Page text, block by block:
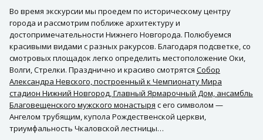
Во время экскурсии мы проедем по историческому центру
города и рассмотрим поближе архитектуру и
достопримечательности Нижнего Новгорода. Полюбуемся
красивыми видами с разных ракурсов. Благодаря подсветке, со
смотровых площадок легко определить местоположение Оки,
Волги, Стрелки. Празднично и красиво смотрятся Собор
Александра Невского, построенный к Чемпионату Мира
стадион Нижний Новгород, Главный Ярмарочный Дом, ансамбль
Благовещенского мужского монастыря с его символом —
Ангелом трубящим, купола Рождественской церкви,
триумфальность Чкаловской лестницы…